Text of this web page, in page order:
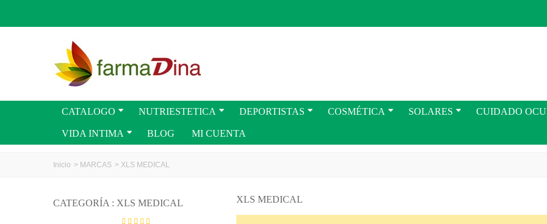
CATALOGO NUTRIESTETICA DEPORTISTAS COSMÉTICA SOLARES CUIDADO
VIDA INTIMA BLOG MI CUENTA
Inicio > MARCAS > XLS MEDICAL
CATEGORÍA : XLS MEDICAL XLS MEDICAL